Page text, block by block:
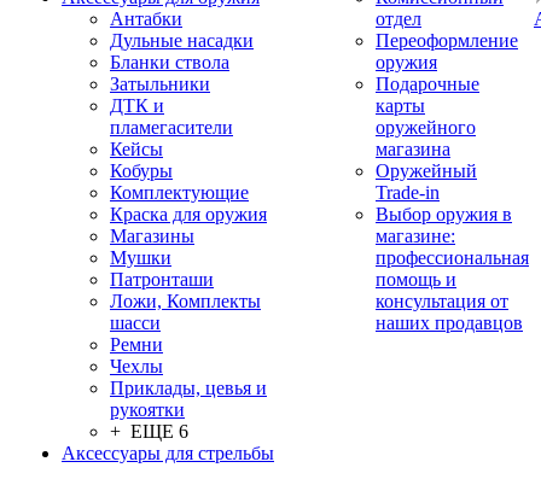
Антабки
Дульные насадки
Бланки ствола
Затыльники
ДТК и
пламегасители
Кейсы
Кобуры
Комплектующие
Краска для оружия
Магазины
Мушки
Патронташи
Ложи, Комплекты
шасси
Ремни
Чехлы
Приклады, цевья и
рукоятки
+ ЕЩЕ 6
Аксессуары для стрельбы
отдел
Переоформление
оружия
Подарочные
карты
оружейного
магазина
Оружейный
Trade-in
Выбор оружия в
магазине:
профессиональная
помощь и
консультация от
наших продавцов